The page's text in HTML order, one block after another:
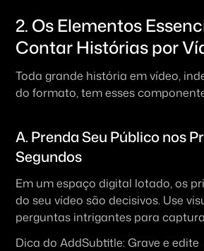
2. Os Elementos
Contar Histórias por
Toda grande história em vídeo,
do formato, tem esses
A. Prenda Seu Público nos
Segundos
Em um espaço digital lotado, os
do seu vídeo são decisivos. Use
perguntas intrigantes para
Dica do AddSubtitle: Grave e edite